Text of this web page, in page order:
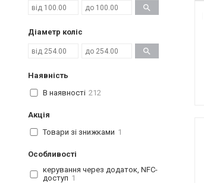
Діаметр коліс
Наявність
В наявності 212
Акція
Товари зі знижками 1
Особливості
керування через додаток, NFC-
доступ 1